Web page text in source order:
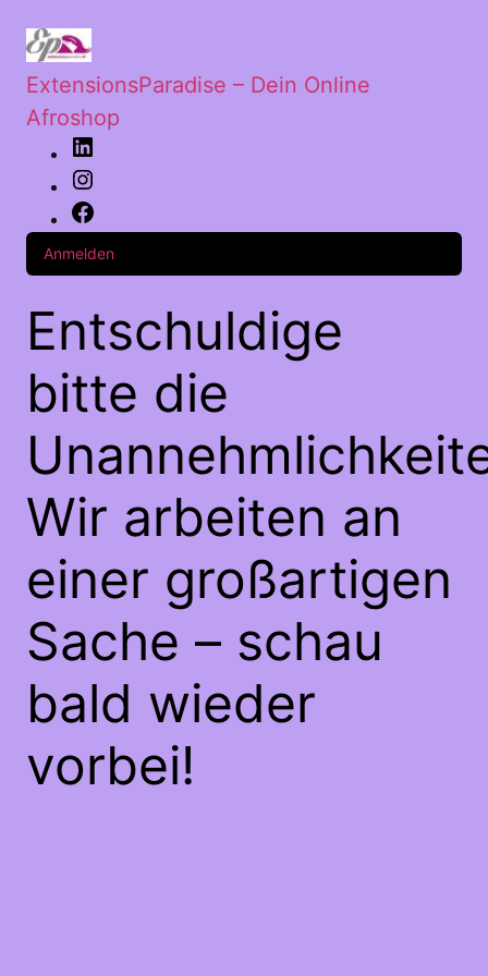
ExtensionsParadise – Dein Online
Afroshop
Anmelden
Entschuldige
bitte die
Wir arbeiten an
einer großartigen
Sache – schau
bald wieder
vorbei!